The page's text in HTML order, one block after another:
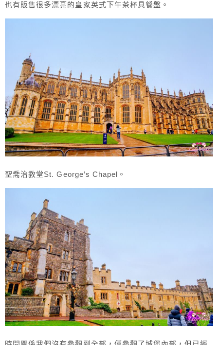
也有販售很多漂亮的皇家英式下午茶杯具餐盤。
聖喬治教堂St. George’s Chapel。